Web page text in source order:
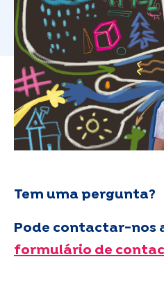
Tem uma pergunta?
Pode contactar-nos
formulário de